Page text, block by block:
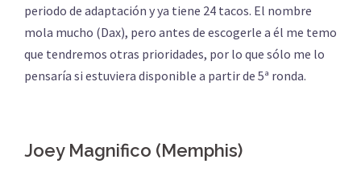
periodo de adaptación y ya tiene 24 tacos. El nombre
mola mucho (Dax), pero antes de escogerle a él me temo
que tendremos otras prioridades, por lo que sólo me lo
pensaría si estuviera disponible a partir de 5ª ronda.
Joey Magnifico (Memphis)